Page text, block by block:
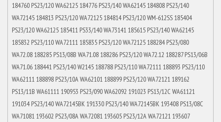
184760 PS23/120 WA62125 184776 PS23/140 WA62145 184808 PS23/140
WA72145 184813 PS23/120 WA72125 184814 PS23/120 WM-612SS 185404
PS23/120 WA62125 185411 PS33/140 WA73141 185615 PS23/140 WA62145
185832 PS23/110 WA72111 185835 PS23/120 WA72125 188284 PS23/080
WA72.08 188285 PS13/08B WA71.08 188286 PS23/120 WA72.12 188287 PS13/06B
WA71.06 188441 PS23/140 W2145 188788 PS23/110 WA72111 188893 PS23/110
WA62111 188898 PS23/10A WA62101 188899 PS23/120 WA72121 189162
PS13/11B WA61111 190953 PS23/090 WA62092 191023 PS13/12C WA61121
191034 PS23/140 WA72145BK 191330 PS23/140 WA72145BK 193408 PS13/08C
WA71081 193602 PS23/08A WA72081 193605 PS23/12A WA72121 193607